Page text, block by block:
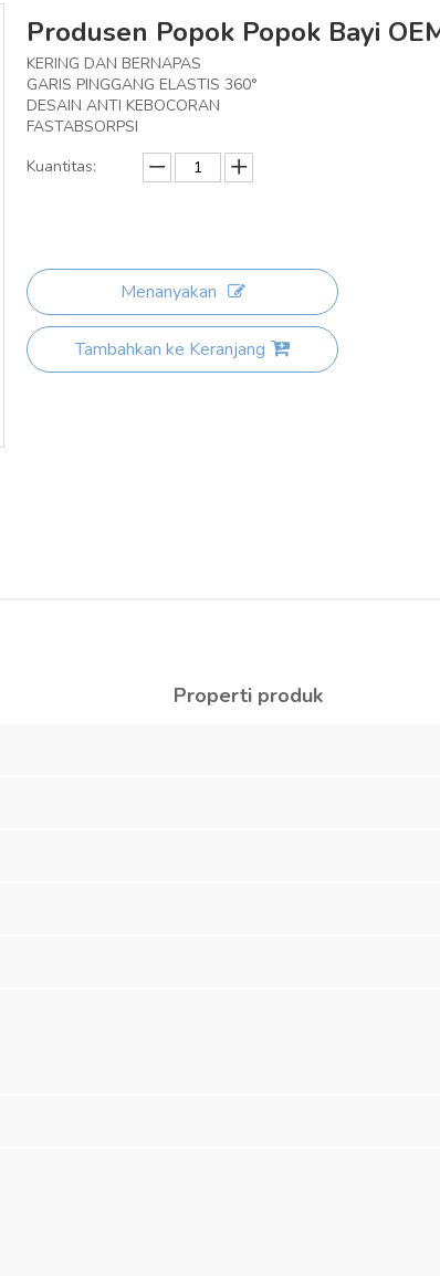
Produsen Popok Popok Bayi
KERING DAN BERNAPAS
GARIS PINGGANG ELASTIS 360°
DESAIN ANTI KEBOCORAN
FASTABSORPSI
Kuantitas:
Menanyakan
Tambahkan ke Keranjang
Properti produk